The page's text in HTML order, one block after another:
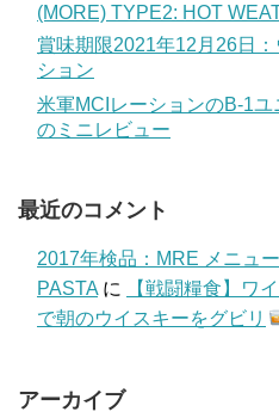
(MORE) TYPE2: HOT
賞味期限2021年12月26日
ション
米軍MCIレーションのB-1ユ
のミニレビュー
最近のコメント
2017年検品：MRE メニュ
PASTA に
【戦闘糧食】ワ
で朝のウイスキーをグビリ
アーカイブ